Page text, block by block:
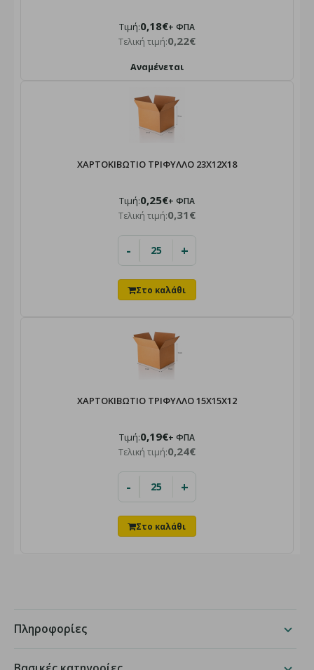
Τιμή:0,18€+ ΦΠΑ
Τελική τιμή:0,22€
Αναμένεται
ΧΑΡΤΟΚΙΒΩΤΙΟ ΤΡΙΦΥΛΛΟ 23X12X18
Τιμή:0,25€+ ΦΠΑ
Τελική τιμή:0,31€
- +
ΧΑΡΤΟΚΙΒΩΤΙΟ ΤΡΙΦΥΛΛΟ 15X15X12
Τιμή:0,19€+ ΦΠΑ
Τελική τιμή:0,24€
- +
Πληροφορίες